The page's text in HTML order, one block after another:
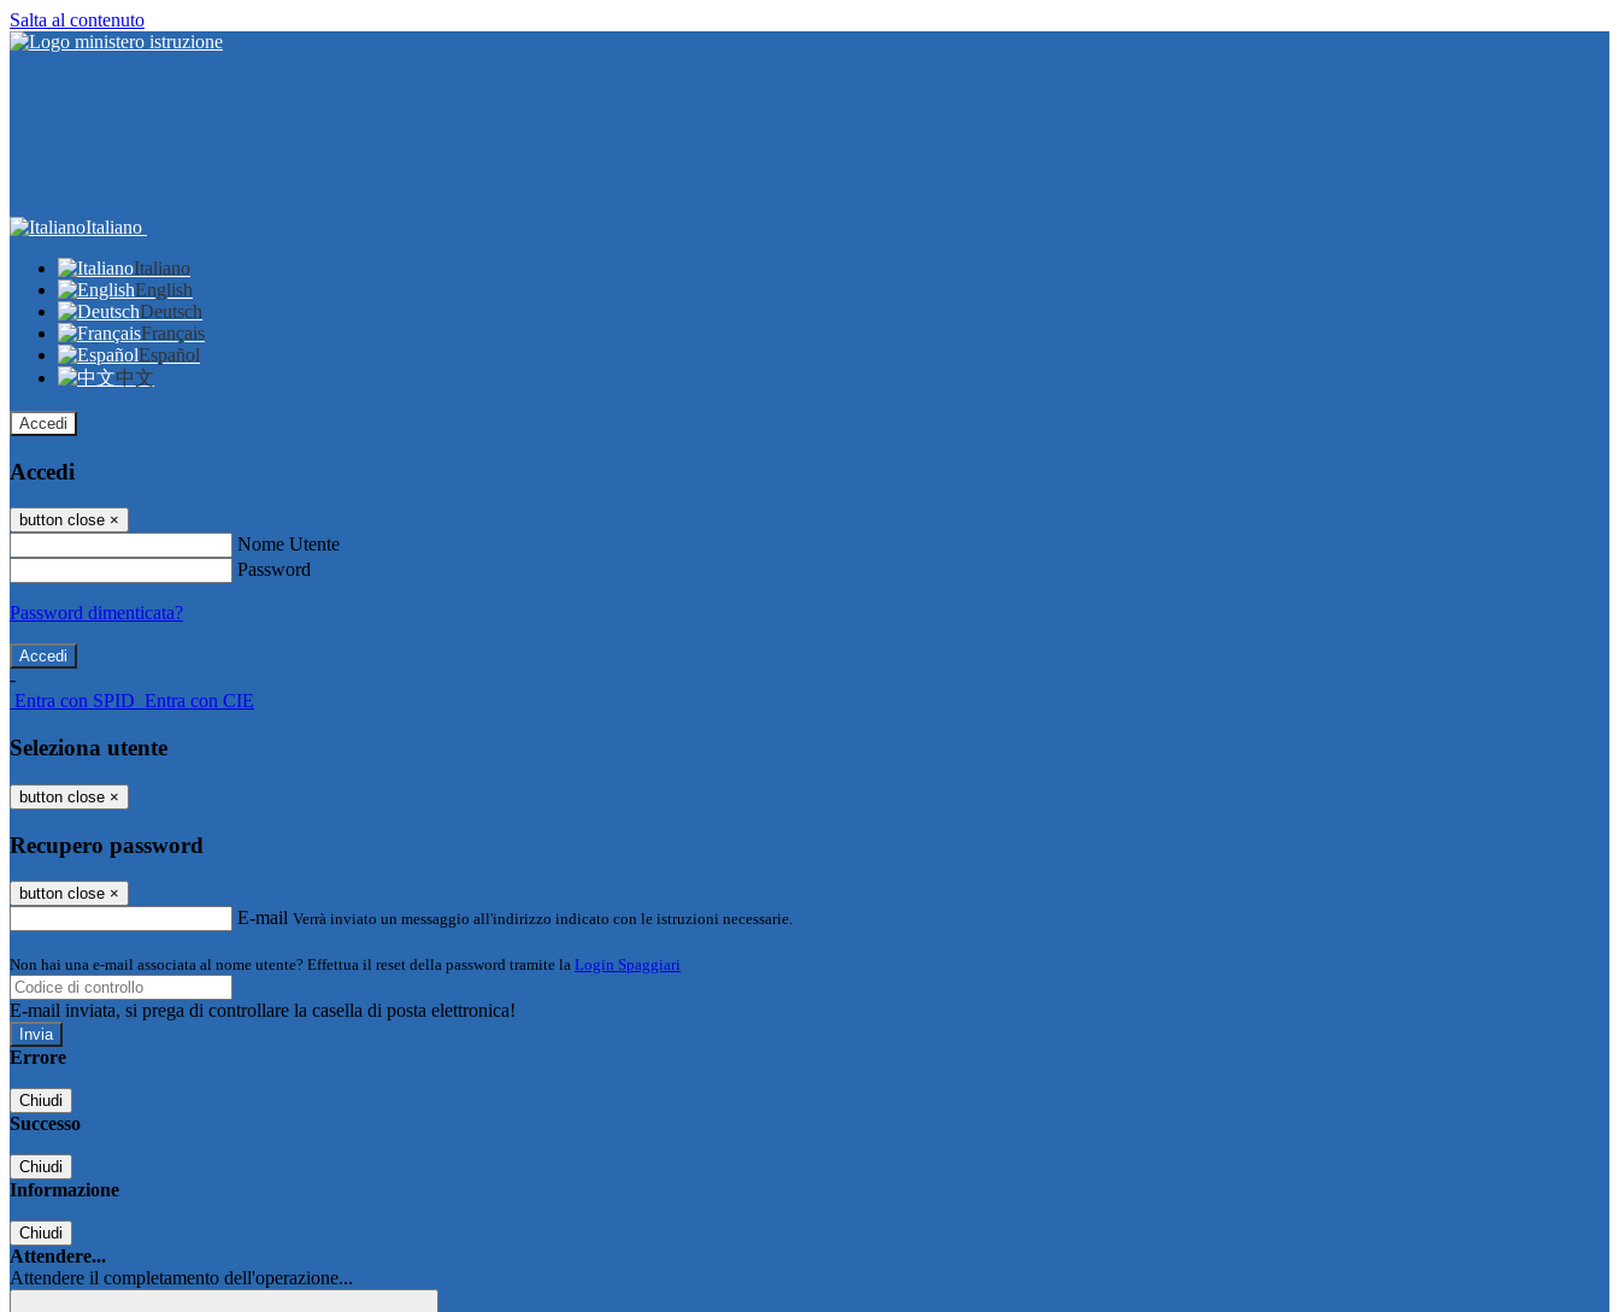
Salta al contenuto
Italiano
Italiano
English
Deutsch
Français
Español
中文
Accedi
Accedi
button close ×
Nome Utente
Password
Password dimenticata?
-
Entra con SPID Entra con CIE
Seleziona utente
button close ×
Recupero password
button close ×
E-mail Verrà inviato un messaggio all'indirizzo indicato con le istruzioni necessarie.
Non hai una e-mail associata al nome utente? Effettua il reset della password tramite la Login Spaggiari
E-mail inviata, si prega di controllare la casella di posta elettronica!
Errore
Chiudi
Successo
Chiudi
Informazione
Chiudi
Attendere...
Attendere il completamento dell'operazione...